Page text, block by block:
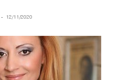
- 12/11/2020